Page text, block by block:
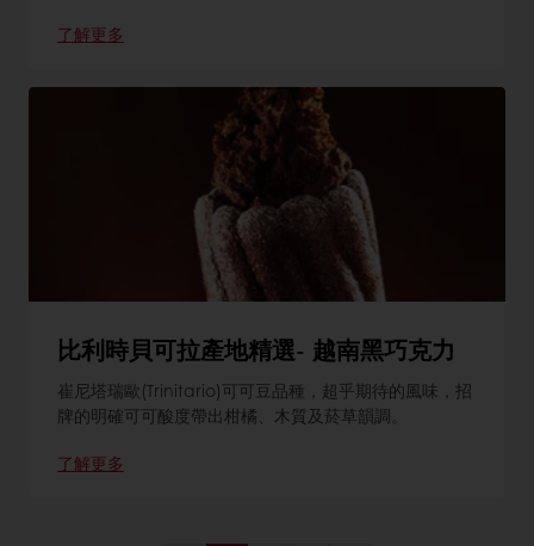
了解更多
比利時貝可拉產地精選- 越南黑巧克力
崔尼塔瑞歐(Trinitario)可可豆品種，超乎期待的風味，招
牌的明確可可酸度帶出柑橘、木質及菸草韻調。
了解更多